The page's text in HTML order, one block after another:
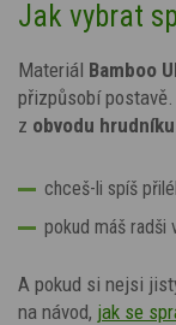
Jak vybrat
Materiál Bamboo
přizpůsobí
z obvodu hrudníku
chceš-li spíš
pokud máš radši
A pokud si nejsi
na návod, jak se